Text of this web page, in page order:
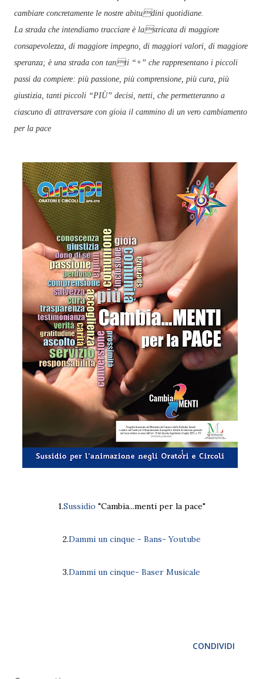
cambiare concretamente le nostre abitudini quotidiane.
La strada che intendiamo tracciare è lastricata di maggiore
consapevolezza, di maggiore impegno, di maggiori valori, di maggiore
speranza; è una strada con tanti “+” che rappresentano i piccoli
passi da compiere: più passione, più comprensione, più cura, più
giustizia, tanti piccoli “PIÙ” decisi, netti, che permetteranno a
ciascuno di attraversare con gioia il cammino di un vero cambiamento
per la pace
1.Sussidio "Cambia...menti per la pace"
2.Dammi un cinque - Bans- Youtube
3.Dammi un cinque- Baser Musicale
CONDIVIDI